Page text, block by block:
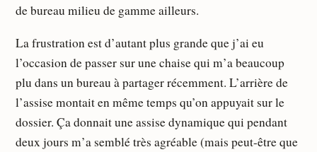
de bureau milieu de gamme ailleurs.
La frustration est d’autant plus grande que j’ai eu
l’occasion de passer sur une chaise qui m’a beaucoup
plu dans un bureau à partager récemment. L’arrière de
l’assise montait en même temps qu’on appuyait sur le
dossier. Ça donnait une assise dynamique qui pendant
deux jours m’a semblé très agréable (mais peut-être que